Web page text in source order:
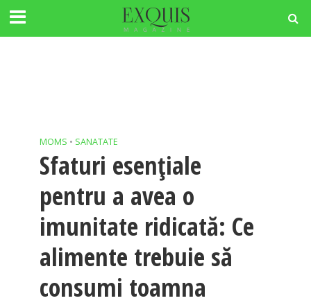
MOMS • SANATATE
Sfaturi esenţiale
pentru a avea o
imunitate ridicată: Ce
alimente trebuie să
consumi toamna